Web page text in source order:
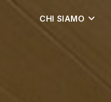
CHI SIAMO